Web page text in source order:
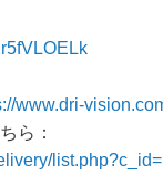
www.dri-
ら：